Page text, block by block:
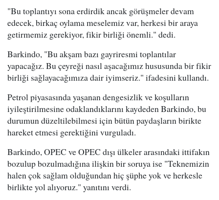
"Bu toplantıyı sona erdirdik ancak görüşmeler devam
edecek, birkaç oylama meselemiz var, herkesi bir araya
getirmemiz gerekiyor, fikir birliği önemli." dedi.
Barkindo, "Bu akşam bazı gayriresmi toplantılar
yapacağız. Bu çeyreği nasıl aşacağımız hususunda bir fikir
birliği sağlayacağımıza dair iyimseriz." ifadesini kullandı.
Petrol piyasasında yaşanan dengesizlik ve koşulların
iyileştirilmesine odaklandıklarını kaydeden Barkindo, bu
durumun düzeltilebilmesi için bütün paydaşların birikte
hareket etmesi gerektiğini vurguladı.
Barkindo, OPEC ve OPEC dışı ülkeler arasındaki ittifakın
bozulup bozulmadığına ilişkin bir soruya ise "Teknemizin
halen çok sağlam olduğundan hiç şüphe yok ve herkesle
birlikte yol alıyoruz." yanıtını verdi.